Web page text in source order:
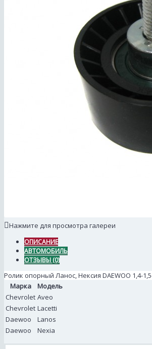
Нажмите для просмотра галереи
ОПИСАНИЕ
АВТОМОБИЛЬ
ОТЗЫВЫ (0)
Ролик опорный Ланос, Нексия DAEWOO 1,4-
Марка
Модель
Chevrolet Aveo
Chevrolet Lacetti
Daewoo
Lanos
Daewoo
Nexia